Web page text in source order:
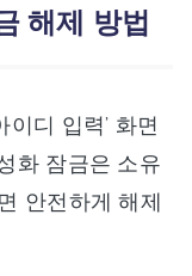
해제 방법
디 입력’ 화면
화 잠금은 소유
안전하게 해제